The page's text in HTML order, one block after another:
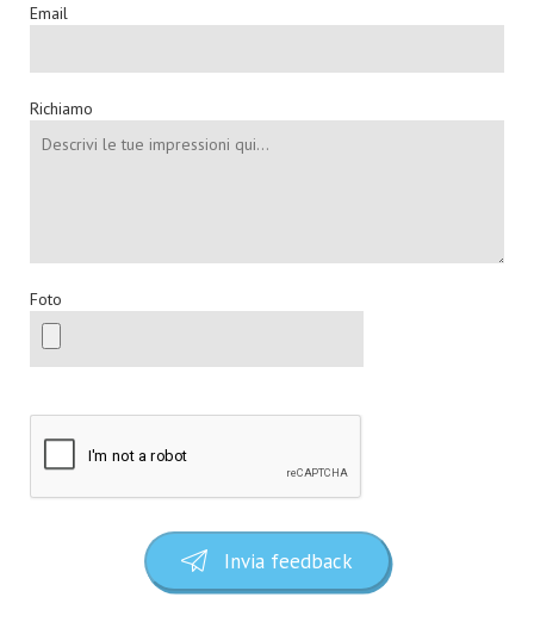
Email
Richiamo
Foto
Invia feedback